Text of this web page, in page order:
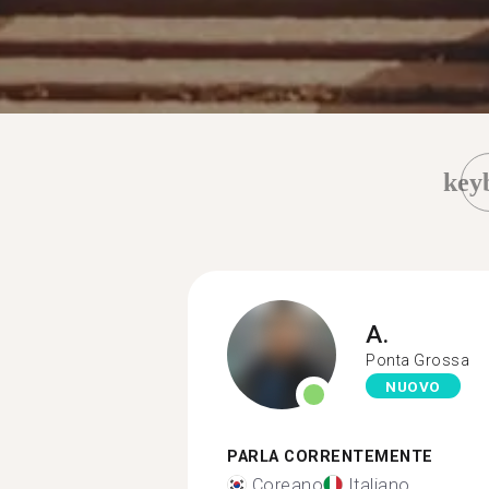
A.
Ponta Grossa
NUOVO
PARLA CORRENTEMENTE
Coreano Italiano